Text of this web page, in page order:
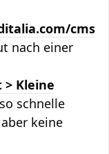
cms
nach einer
> Kleine
schnelle
keine